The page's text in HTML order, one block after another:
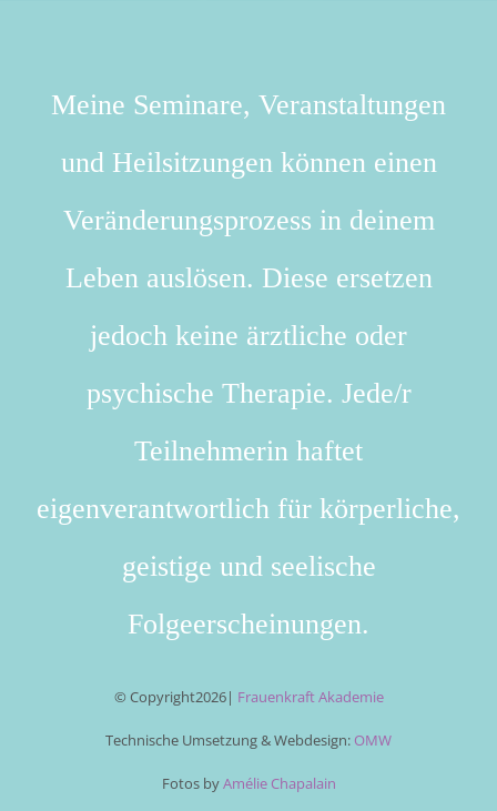
Meine Seminare, Veranstaltungen
und Heilsitzungen können einen
Veränderungsprozess in deinem
Leben auslösen. Diese ersetzen
jedoch keine ärztliche oder
psychische Therapie. Jede/r
Teilnehmerin haftet
eigenverantwortlich für körperliche,
geistige und seelische
Folgeerscheinungen.
© Copyright2026| Frauenkraft Akademie
Technische Umsetzung & Webdesign: OMW
Fotos byAmélie Chapalain